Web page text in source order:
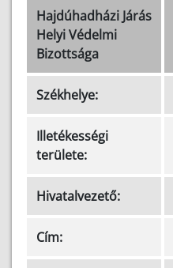
Hajdúhadházi Járás
Helyi Védelmi
Bizottsága
Székhelye:
Illetékességi
területe:
Hivatalvezető:
Cím: